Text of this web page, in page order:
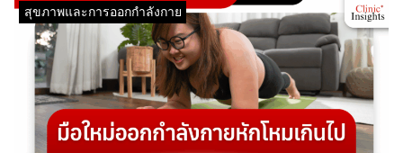
สุขภาพและการออกกำลังกาย